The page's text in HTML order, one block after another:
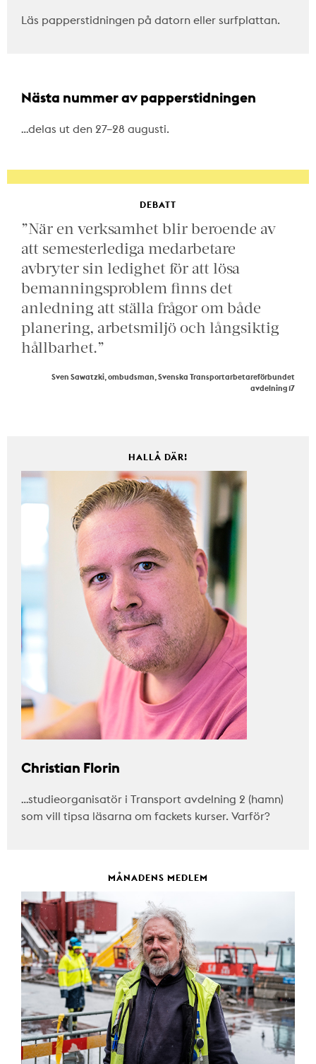
Läs papperstidningen på datorn eller surfplattan.
Nästa nummer av papperstidningen
…delas ut den 27–28 augusti.
DEBATT
”När en verksamhet blir beroende av
att semesterlediga medarbetare
avbryter sin ledighet för att lösa
bemanningsproblem finns det
anledning att ställa frågor om både
planering, arbetsmiljö och långsiktig
hållbarhet.”
Sven Sawatzki, ombudsman, Svenska Transportarbetareförbundet
avdelning 17
HALLÅ DÄR!
Christian Florin
…studieorganisatör i Transport avdelning 2 (hamn)
som vill tipsa läsarna om fackets kurser. Varför?
MÅNADENS MEDLEM